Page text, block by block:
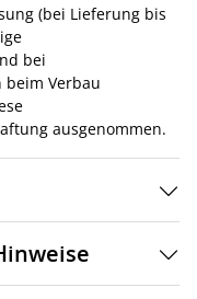
(bei Lieferung bis
bei
Verbau
ausgenommen.